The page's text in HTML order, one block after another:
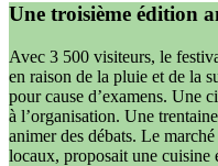
Une troisième édition
Avec 3 500 visiteurs, le
en raison de la pluie et de la
pour cause d’examens. Une
à l’organisation. Une
animer des débats. Le
locaux, proposait une cuisine